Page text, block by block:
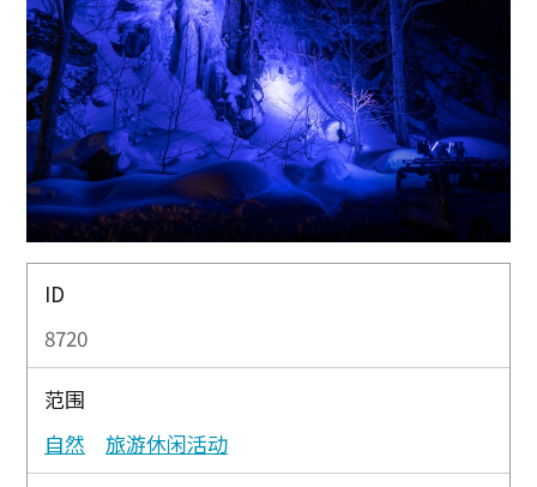
ID
8720
范围
自然
旅游休闲活动